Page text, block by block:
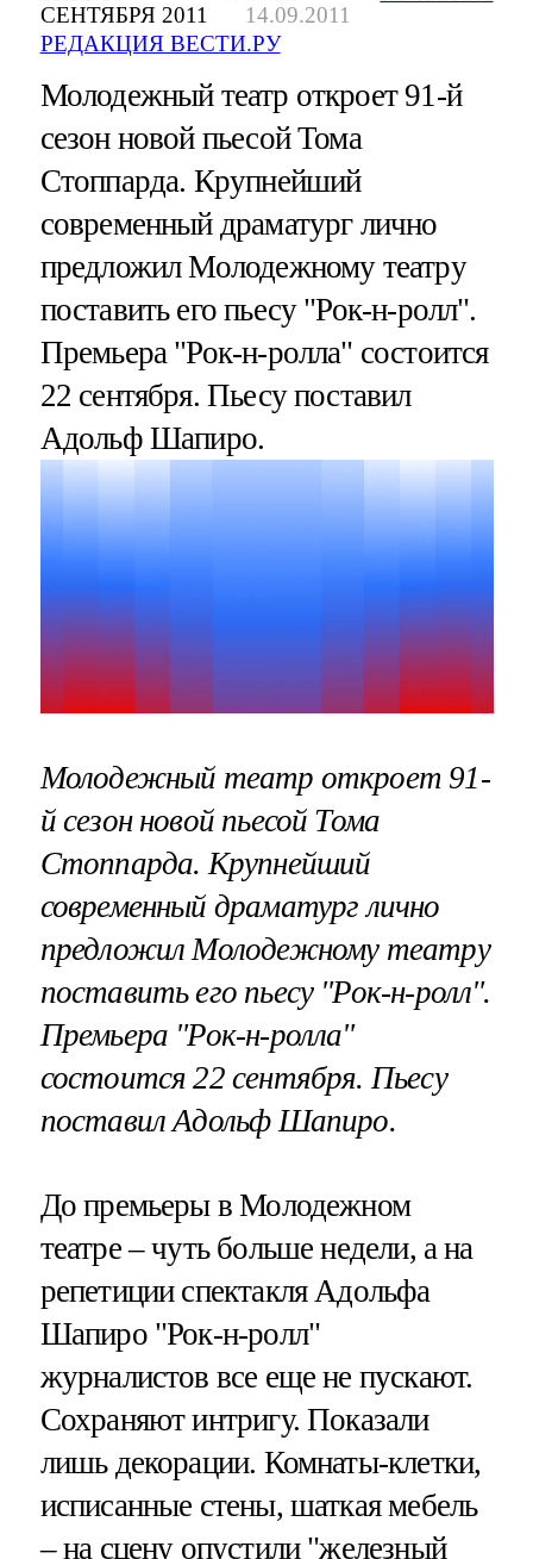
СЕНТЯБРЯ 2011
14.09.2011
РЕДАКЦИЯ ВЕСТИ.РУ
Молодежный театр откроет 91-й
сезон новой пьесой Тома
Стоппарда. Крупнейший
современный драматург лично
предложил Молодежному театру
поставить его пьесу "Рок-н-ролл".
Премьера "Рок-н-ролла" состоится
22 сентября. Пьесу поставил
Адольф Шапиро.
Молодежный театр откроет 91-
й сезон новой пьесой Тома
Стоппарда. Крупнейший
современный драматург лично
предложил Молодежному театру
поставить его пьесу "Рок-н-ролл".
Премьера "Рок-н-ролла"
состоится 22 сентября. Пьесу
поставил Адольф Шапиро.
До премьеры в Молодежном
театре – чуть больше недели, а на
репетиции спектакля Адольфа
Шапиро "Рок-н-ролл"
журналистов все еще не пускают.
Сохраняют интригу. Показали
лишь декорации. Комнаты-клетки,
исписанные стены, шаткая мебель
– на сцену опустили "железный